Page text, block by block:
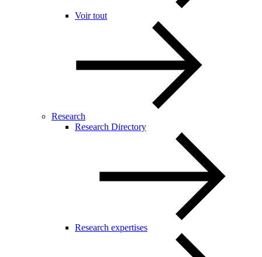
Voir tout
Research
Research Directory
Research expertises